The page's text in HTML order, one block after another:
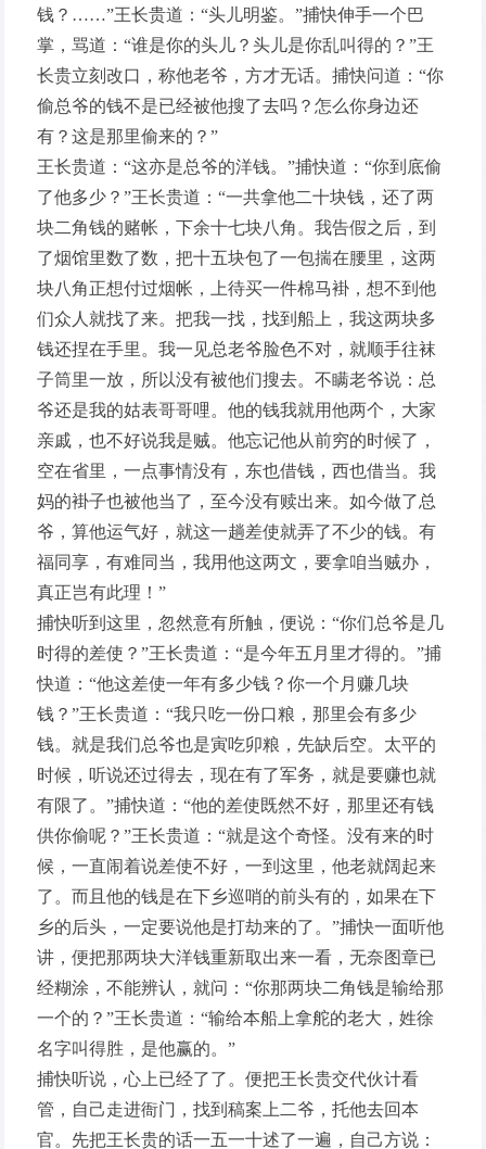
钱？……”王长贵道：“头儿明鉴。”捕快伸手一个巴
掌，骂道：“谁是你的头儿？头儿是你乱叫得的？”王
长贵立刻改口，称他老爷，方才无话。捕快问道：“你
偷总爷的钱不是已经被他搜了去吗？怎么你身边还
有？这是那里偷来的？”
王长贵道：“这亦是总爷的洋钱。”捕快道：“你到底偷
了他多少？”王长贵道：“一共拿他二十块钱，还了两
块二角钱的赌帐，下余十七块八角。我告假之后，到
了烟馆里数了数，把十五块包了一包揣在腰里，这两
块八角正想付过烟帐，上待买一件棉马褂，想不到他
们众人就找了来。把我一找，找到船上，我这两块多
钱还捏在手里。我一见总老爷脸色不对，就顺手往袜
子筒里一放，所以没有被他们搜去。不瞒老爷说：总
爷还是我的姑表哥哥哩。他的钱我就用他两个，大家
亲戚，也不好说我是贼。他忘记他从前穷的时候了，
空在省里，一点事情没有，东也借钱，西也借当。我
妈的褂子也被他当了，至今没有赎出来。如今做了总
爷，算他运气好，就这一趟差使就弄了不少的钱。有
福同享，有难同当，我用他这两文，要拿咱当贼办，
真正岂有此理！”
捕快听到这里，忽然意有所触，便说：“你们总爷是几
时得的差使？”王长贵道：“是今年五月里才得的。”捕
快道：“他这差使一年有多少钱？你一个月赚几块
钱？”王长贵道：“我只吃一份口粮，那里会有多少
钱。就是我们总爷也是寅吃卯粮，先缺后空。太平的
时候，听说还过得去，现在有了军务，就是要赚也就
有限了。”捕快道：“他的差使既然不好，那里还有钱
供你偷呢？”王长贵道：“就是这个奇怪。没有来的时
候，一直闹着说差使不好，一到这里，他老就阔起来
了。而且他的钱是在下乡巡哨的前头有的，如果在下
乡的后头，一定要说他是打劫来的了。”捕快一面听他
讲，便把那两块大洋钱重新取出来一看，无奈图章已
经糊涂，不能辨认，就问：“你那两块二角钱是输给那
一个的？”王长贵道：“输给本船上拿舵的老大，姓徐
名字叫得胜，是他赢的。”
捕快听说，心上已经了了。便把王长贵交代伙计看
管，自己走进衙门，找到稿案上二爷，托他去回本
官。先把王长贵的话一五一十述了一遍，自己方说：